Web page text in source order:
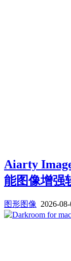
Aiarty
能图像增强
图形图像 2026-